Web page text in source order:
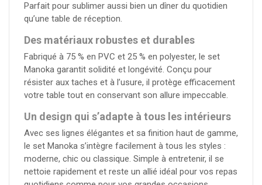
Parfait pour sublimer aussi bien un dîner du quotidien
qu’une table de réception.
Des matériaux robustes et durables
Fabriqué à 75 % en PVC et 25 % en polyester, le set
Manoka garantit solidité et longévité. Conçu pour
résister aux taches et à l’usure, il protège efficacement
votre table tout en conservant son allure impeccable.
Un design qui s’adapte à tous les intérieurs
Avec ses lignes élégantes et sa finition haut de gamme,
le set Manoka s’intègre facilement à tous les styles :
moderne, chic ou classique. Simple à entretenir, il se
nettoie rapidement et reste un allié idéal pour vos repas